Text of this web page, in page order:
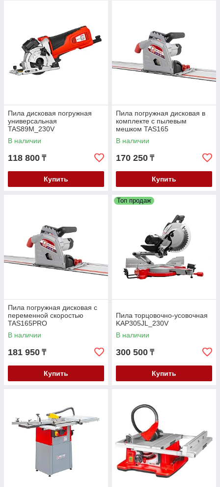
Пила дисковая погружная
универсальная
TAS89M_230V
В наличии
118 800 ₸
Купить
Пила погружная дисковая в
комплекте с пылевым
мешком TAS165
В наличии
170 250 ₸
Купить
Пила погружная дисковая с
переменной скоростью
TAS165PRO
В наличии
181 950 ₸
Купить
Топ продаж
Пила торцовочно-усовочная
KAP305JL_230V
В наличии
300 500 ₸
Купить